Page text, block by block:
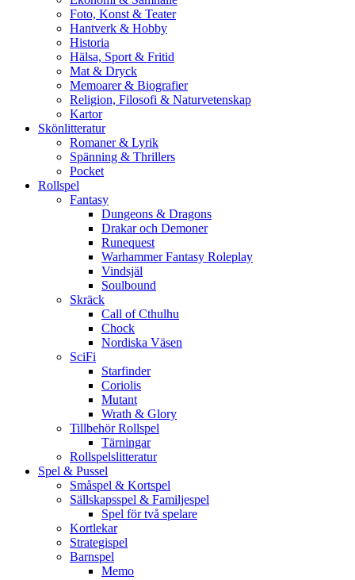
Foto, Konst & Teater
Hantverk & Hobby
Historia
Hälsa, Sport & Fritid
Mat & Dryck
Memoarer & Biografier
Religion, Filosofi & Naturvetenskap
Kartor
Skönlitteratur
Romaner & Lyrik
Spänning & Thrillers
Pocket
Rollspel
Fantasy
Dungeons & Dragons
Drakar och Demoner
Runequest
Warhammer Fantasy Roleplay
Vindsjäl
Soulbound
Skräck
Call of Cthulhu
Chock
Nordiska Väsen
SciFi
Starfinder
Coriolis
Mutant
Wrath & Glory
Tillbehör Rollspel
Tärningar
Rollspelslitteratur
Spel & Pussel
Småspel & Kortspel
Sällskapsspel & Familjespel
Spel för två spelare
Kortlekar
Strategispel
Barnspel
Memo